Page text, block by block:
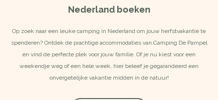
Nederland boeken
Op zoek naar een leuke camping in Nederland om jouw herfstvakantie te
spenderen? Ontdek de prachtige accommodaties van Camping De Pampel
en vind de perfecte plek voor jouw familie. Of je nu kiest voor een
weekendje weg of een hele week, hier beleef je gegarandeerd een
onvergetelijke vakantie midden in de natuur!